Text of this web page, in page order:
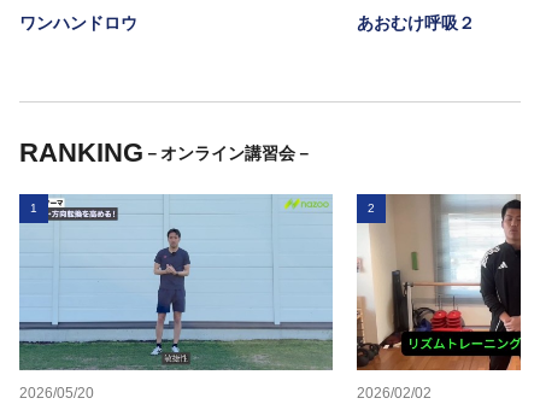
ワンハンドロウ あおむけ呼吸２
RANKING －オンライン講習会－
1
2026/05/20
2
2026/02/02